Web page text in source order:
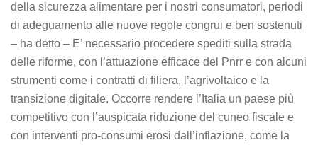
della sicurezza alimentare per i nostri consumatori, periodi
di adeguamento alle nuove regole congrui e ben sostenuti
– ha detto – E’ necessario procedere spediti sulla strada
delle riforme, con l’attuazione efficace del Pnrr e con alcuni
strumenti come i contratti di filiera, l’agrivoltaico e la
transizione digitale. Occorre rendere l’Italia un paese più
competitivo con l’auspicata riduzione del cuneo fiscale e
con interventi pro-consumi erosi dall’inflazione, come la